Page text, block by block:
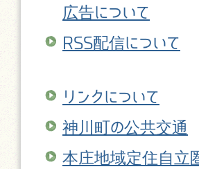
広告について
RSS配信について
リンクについて
神川町の公共交通
本庄地域定住自立